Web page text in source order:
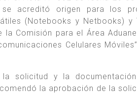
acreditó origen para los
(Notebooks y Netbooks) y
Comisión para el Área
Celulares
solicitud y la
la aprobación de la